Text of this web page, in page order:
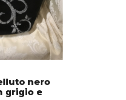
nero
grigio e